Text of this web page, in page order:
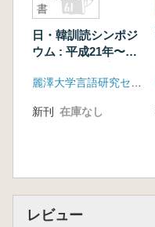
神道図像と道教美
展を経て 清水 実
馬に跨る女神はど
教をめぐって 門屋
日本渡来の華人の
平田篤胤と「五岳
東アジア、そして
古代オリエントと
書
日・韓訓読シンポジ
ウム : 平成21年〜平
新刊 在庫なし
レビュー